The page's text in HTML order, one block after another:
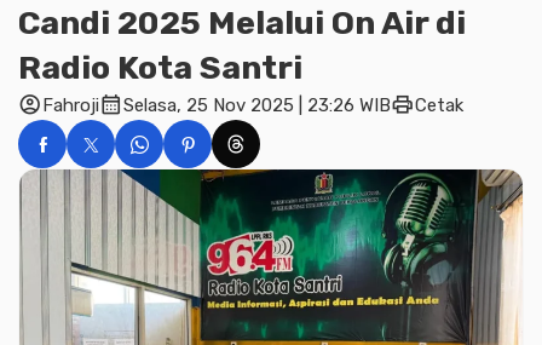
Candi 2025 Melalui On Air di
Radio Kota Santri
account_circleFahrojicalendar_monthSelasa, 25 Nov 2025 | 23:26 WIBprintCetak